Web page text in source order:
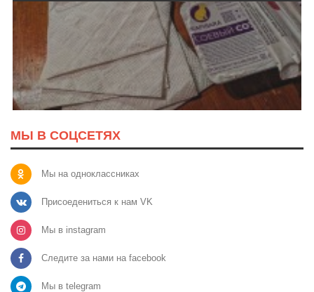
МЫ В СОЦСЕТЯХ
Мы на одноклассниках
Присоедениться к нам VK
Мы в instagram
Следите за нами на facebook
Мы в telegram